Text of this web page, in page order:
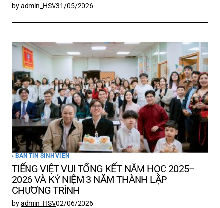
byadmin_HSV31/05/2026
BẢN TIN SINH VIÊN
TIẾNG VIỆT VUI TỔNG KẾT NĂM HỌC 2025–
2026 VÀ KỶ NIỆM 3 NĂM THÀNH LẬP
CHƯƠNG TRÌNH
byadmin_HSV02/06/2026